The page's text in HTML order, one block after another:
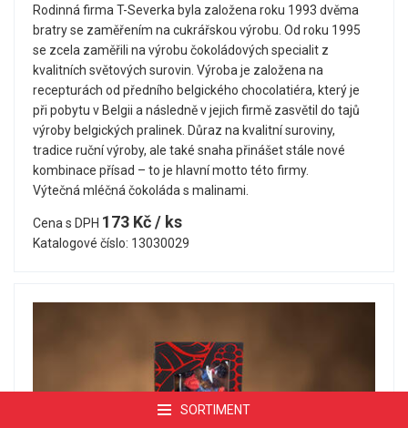
SORTIMENT
Rodinná firma T-Severka byla založena roku 1993 dvěma
bratry se zaměřením na cukrářskou výrobu. Od roku 1995
se zcela zaměřili na výrobu čokoládových specialit z
kvalitních světových surovin. Výroba je založena na
recepturách od předního belgického chocolatiéra, který je
při pobytu v Belgii a následně v jejich firmě zasvětil do tajů
výroby belgických pralinek. Důraz na kvalitní suroviny,
tradice ruční výroby, ale také snaha přinášet stále nové
kombinace přísad – to je hlavní motto této firmy.
Výtečná mléčná čokoláda s malinami.
Cena s DPH 173 Kč / ks
Katalogové číslo: 13030029